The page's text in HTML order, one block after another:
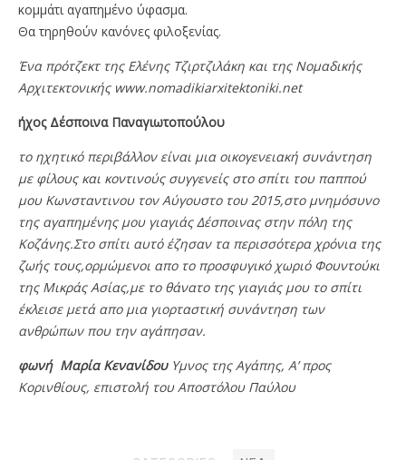
κομμάτι αγαπημένο ύφασμα.
Θα τηρηθούν κανόνες φιλοξενίας.
Ένα πρότζεκτ της Ελένης Τζιρτζιλάκη και της Νομαδικής
Αρχιτεκτονικής www.nomadikiarxitektoniki.net
ήχος Δέσποινα Παναγιωτοπούλου
το ηχητικό περιβάλλον είναι μια οικογενειακή συνάντηση
με φίλους και κοντινούς συγγενείς στο σπίτι του παππού
μου Κωνσταντινου τον Αύγουστο του 2015,στο μνημόσυνο
της αγαπημένης μου γιαγιάς Δέσποινας στην πόλη της
Κοζάνης.Στο σπίτι αυτό έζησαν τα περισσότερα χρόνια της
ζωής τους,ορμώμενοι απο το προσφυγικό χωριό Φουντούκι
της Μικράς Ασίας,με το θάνατο της γιαγιάς μου το σπίτι
έκλεισε μετά απο μια γιορταστική συνάντηση των
ανθρώπων που την αγάπησαν.
φωνή Μαρία Κενανίδου Υμνος της Αγάπης, Α’ προς
Κορινθίους, επιστολή του Αποστόλου Παύλoυ